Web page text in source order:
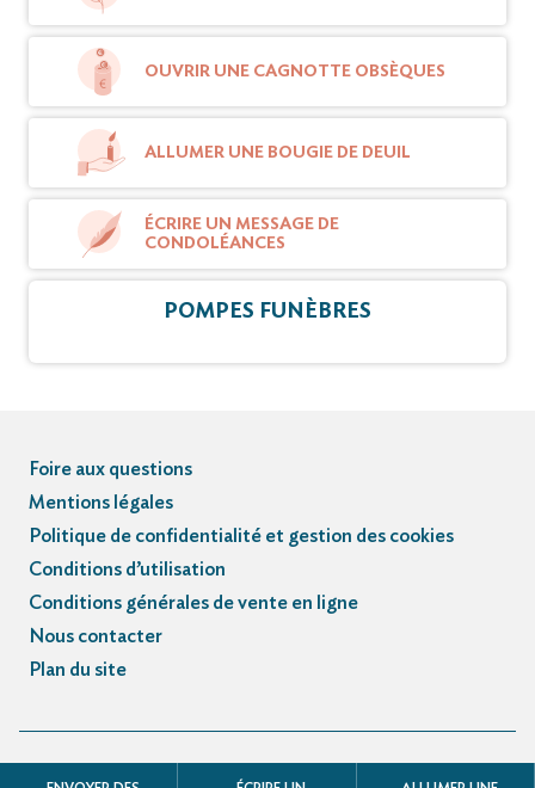
OUVRIR UNE CAGNOTTE OBSÈQUES
ALLUMER UNE BOUGIE DE DEUIL
ÉCRIRE UN MESSAGE DE
CONDOLÉANCES
POMPES FUNÈBRES
Foire aux questions
Mentions légales
Politique de confidentialité et gestion des cookies
Conditions d’utilisation
Conditions générales de vente en ligne
Nous contacter
Plan du site
© Registre des avis de décès et obsèques - 3.3.5